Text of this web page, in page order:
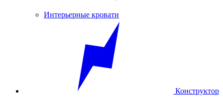
Интерьерные кровати
Конструктор